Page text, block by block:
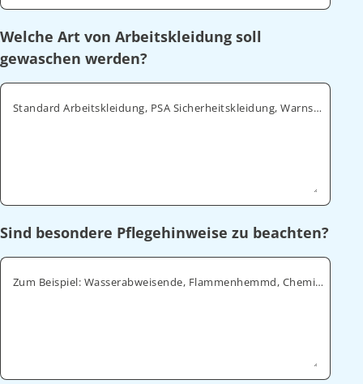
Welche Art von Arbeitskleidung soll
gewaschen werden?
Standard Arbeitskleidung, PSA Sicherheitskleidung, Warnschutz, ESD
Sind besondere Pflegehinweise zu beachten?
Zum Beispiel: Wasserabweisende, Flammenhemmd, Chemikalienabweisende